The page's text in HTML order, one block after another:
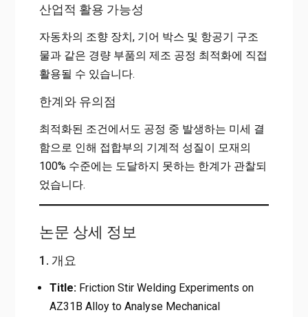
산업적 활용 가능성
자동차의 조향 장치, 기어 박스 및 항공기 구조
물과 같은 경량 부품의 제조 공정 최적화에 직접
활용될 수 있습니다.
한계와 유의점
최적화된 조건에서도 공정 중 발생하는 미세 결
함으로 인해 접합부의 기계적 성질이 모재의
100% 수준에는 도달하지 못하는 한계가 관찰되
었습니다.
논문 상세 정보
1. 개요
Title:Friction Stir Welding Experiments on
AZ31B Alloy to Analyse Mechanical